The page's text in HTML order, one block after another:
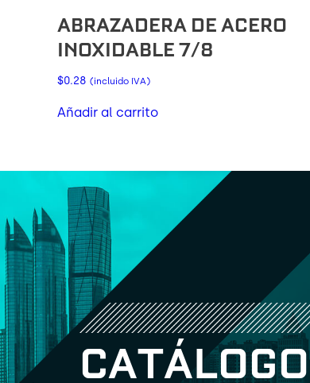
ABRAZADERA DE ACERO
INOXIDABLE 7/8
$0.28 (incluido IVA)
Añadir al carrito
CATÁLOGO